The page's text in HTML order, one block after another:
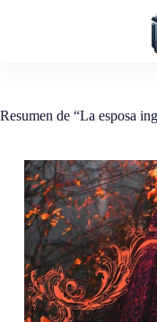
Resumen de “La esposa